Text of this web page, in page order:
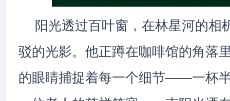
阳光透过百叶窗，在林星河的相
驳的光影。他正蹲在咖啡馆的角落
的眼睛捕捉着每一个细节——一杯